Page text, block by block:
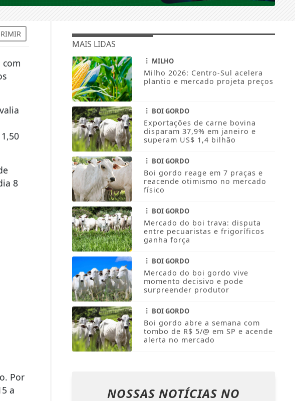
com
8
Por
a
MAIS LIDAS
MILHO
Milho 2026: Centro-Sul acelera
plantio e mercado projeta preços
BOI GORDO
Exportações de carne bovina
disparam 37,9% em janeiro e
superam US$ 1,4 bilhão
BOI GORDO
Boi gordo reage em 7 praças e
reacende otimismo no mercado
físico
BOI GORDO
Mercado do boi trava: disputa
entre pecuaristas e frigoríficos
ganha força
BOI GORDO
Mercado do boi gordo vive
momento decisivo e pode
surpreender produtor
BOI GORDO
Boi gordo abre a semana com
tombo de R$ 5/@ em SP e acende
alerta no mercado
NOSSAS NOTÍCIAS NO